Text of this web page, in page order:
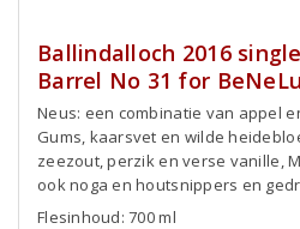
Ballindalloch 2016
Barrel No 31 for
Neus: een combinatie van appel
Gums, kaarsvet en wilde
zeezout, perzik en verse vanille,
ook noga en houtsnippers en
Flesinhoud: 700 ml